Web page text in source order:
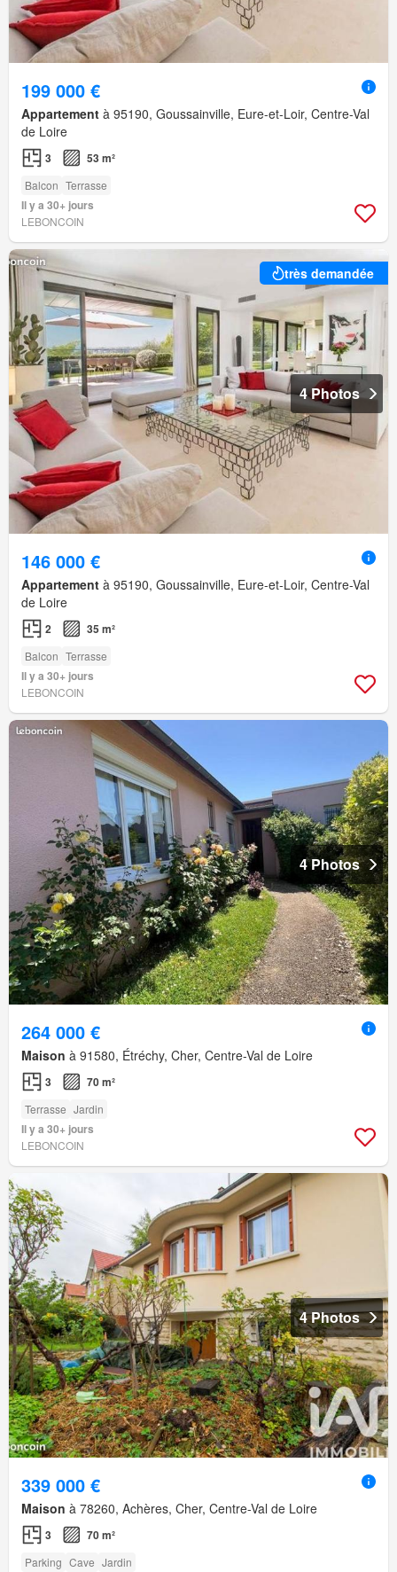
199 000 €
Appartement à 95190, Goussainville, Eure-et-Loir, Centre-Val
de Loire
3 53 m²
Balcon Terrasse
Il y a 30+ jours
LEBONCOIN
très demandée
4 Photos
146 000 €
Appartement à 95190, Goussainville, Eure-et-Loir, Centre-Val
de Loire
2 35 m²
Balcon Terrasse
Il y a 30+ jours
LEBONCOIN
4 Photos
264 000 €
Maison à 91580, Étréchy, Cher, Centre-Val de Loire
3 70 m²
Terrasse Jardin
Il y a 30+ jours
LEBONCOIN
4 Photos
339 000 €
Maison à 78260, Achères, Cher, Centre-Val de Loire
3 70 m²
Parking Cave Jardin